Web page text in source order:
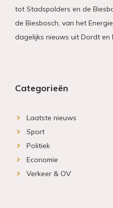
tot Stadspolders en de
de Biesbosch, van het
dagelijks nieuws uit Dordt en
Categorieën
Laatste nieuws
Sport
Politiek
Economie
Verkeer & OV